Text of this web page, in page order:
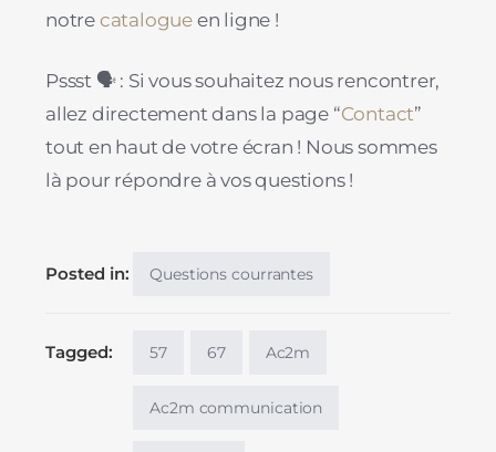
notre catalogue en ligne !
Pssst 🗣 : Si vous souhaitez nous rencontrer,
allez directement dans la page “Contact”
tout en haut de votre écran ! Nous sommes
là pour répondre à vos questions !
Posted in: Questions courrantes
Tagged: 57 67 Ac2m
Ac2m communication